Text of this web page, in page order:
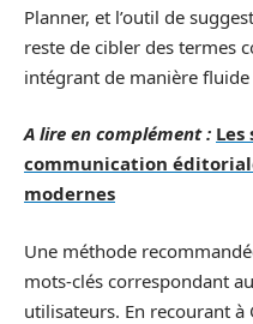
Planner, et l’outil de
reste de cibler des termes
intégrant de manière
A lire en complément :
communication
modernes
Une méthode
mots-clés correspondant
utilisateurs. En recourant à